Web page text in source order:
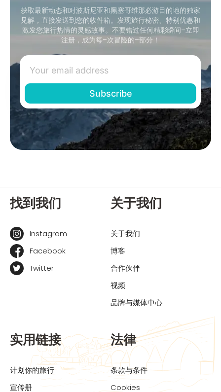
获取最新动态和对波斯尼亚和黑塞哥维那必游目的地的独家
见解，直接发送到您的收件箱。发现旅行秘密、特别优惠和
激发您旅行热情的灵感故事。不要错过任何精彩瞬间–立即
注册，成为每–次冒险的–部分！
找到我们
Instagram
Facebook
Twitter
关于我们
关于我们
博客
合作伙伴
视频
品牌与媒体中心
实用链接
计划你的旅行
宣传册
法律
条款与条件
Cookies